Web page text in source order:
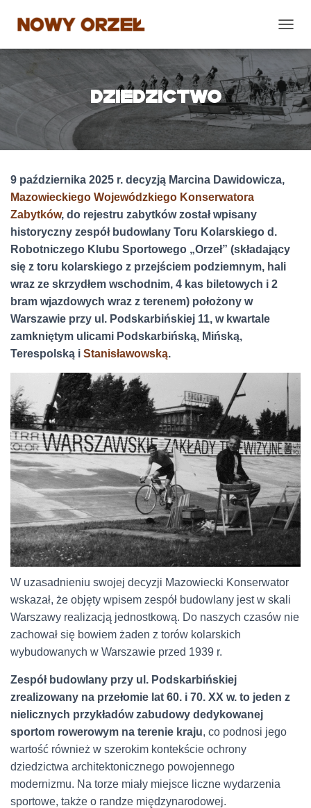
R
E
Ł
Ą
C
Z
Ę
DZIEDZICTWO
9 października 2025 r. decyzją Marcina Dawidowicza,
Mazowieckiego Wojewódzkiego Konserwatora
Zabytków, do rejestru zabytków został wpisany
historyczny zespół budowlany Toru Kolarskiego d.
Robotniczego Klubu Sportowego „Orzeł” (składający
się z toru kolarskiego z przejściem podziemnym, hali
wraz ze skrzydłem wschodnim, 4 kas biletowych i 2
bram wjazdowych wraz z terenem) położony w
Warszawie przy ul. Podskarbińskiej 11, w kwartale
zamkniętym ulicami Podskarbińską, Mińską,
Terespolską i Stanisławowską.
W uzasadnieniu swojej decyzji Mazowiecki Konserwator
wskazał, że objęty wpisem zespół budowlany jest w skali
Warszawy realizacją jednostkową. Do naszych czasów nie
zachował się bowiem żaden z torów kolarskich
wybudowanych w Warszawie przed 1939 r.
Zespół budowlany przy ul. Podskarbińskiej
zrealizowany na przełomie lat 60. i 70. XX w. to jeden z
nielicznych przykładów zabudowy dedykowanej
sportom rowerowym na terenie kraju, co podnosi jego
wartość również w szerokim kontekście ochrony
dziedzictwa architektonicznego powojennego
modernizmu. Na torze miały miejsce liczne wydarzenia
sportowe, także o randze międzynarodowej.